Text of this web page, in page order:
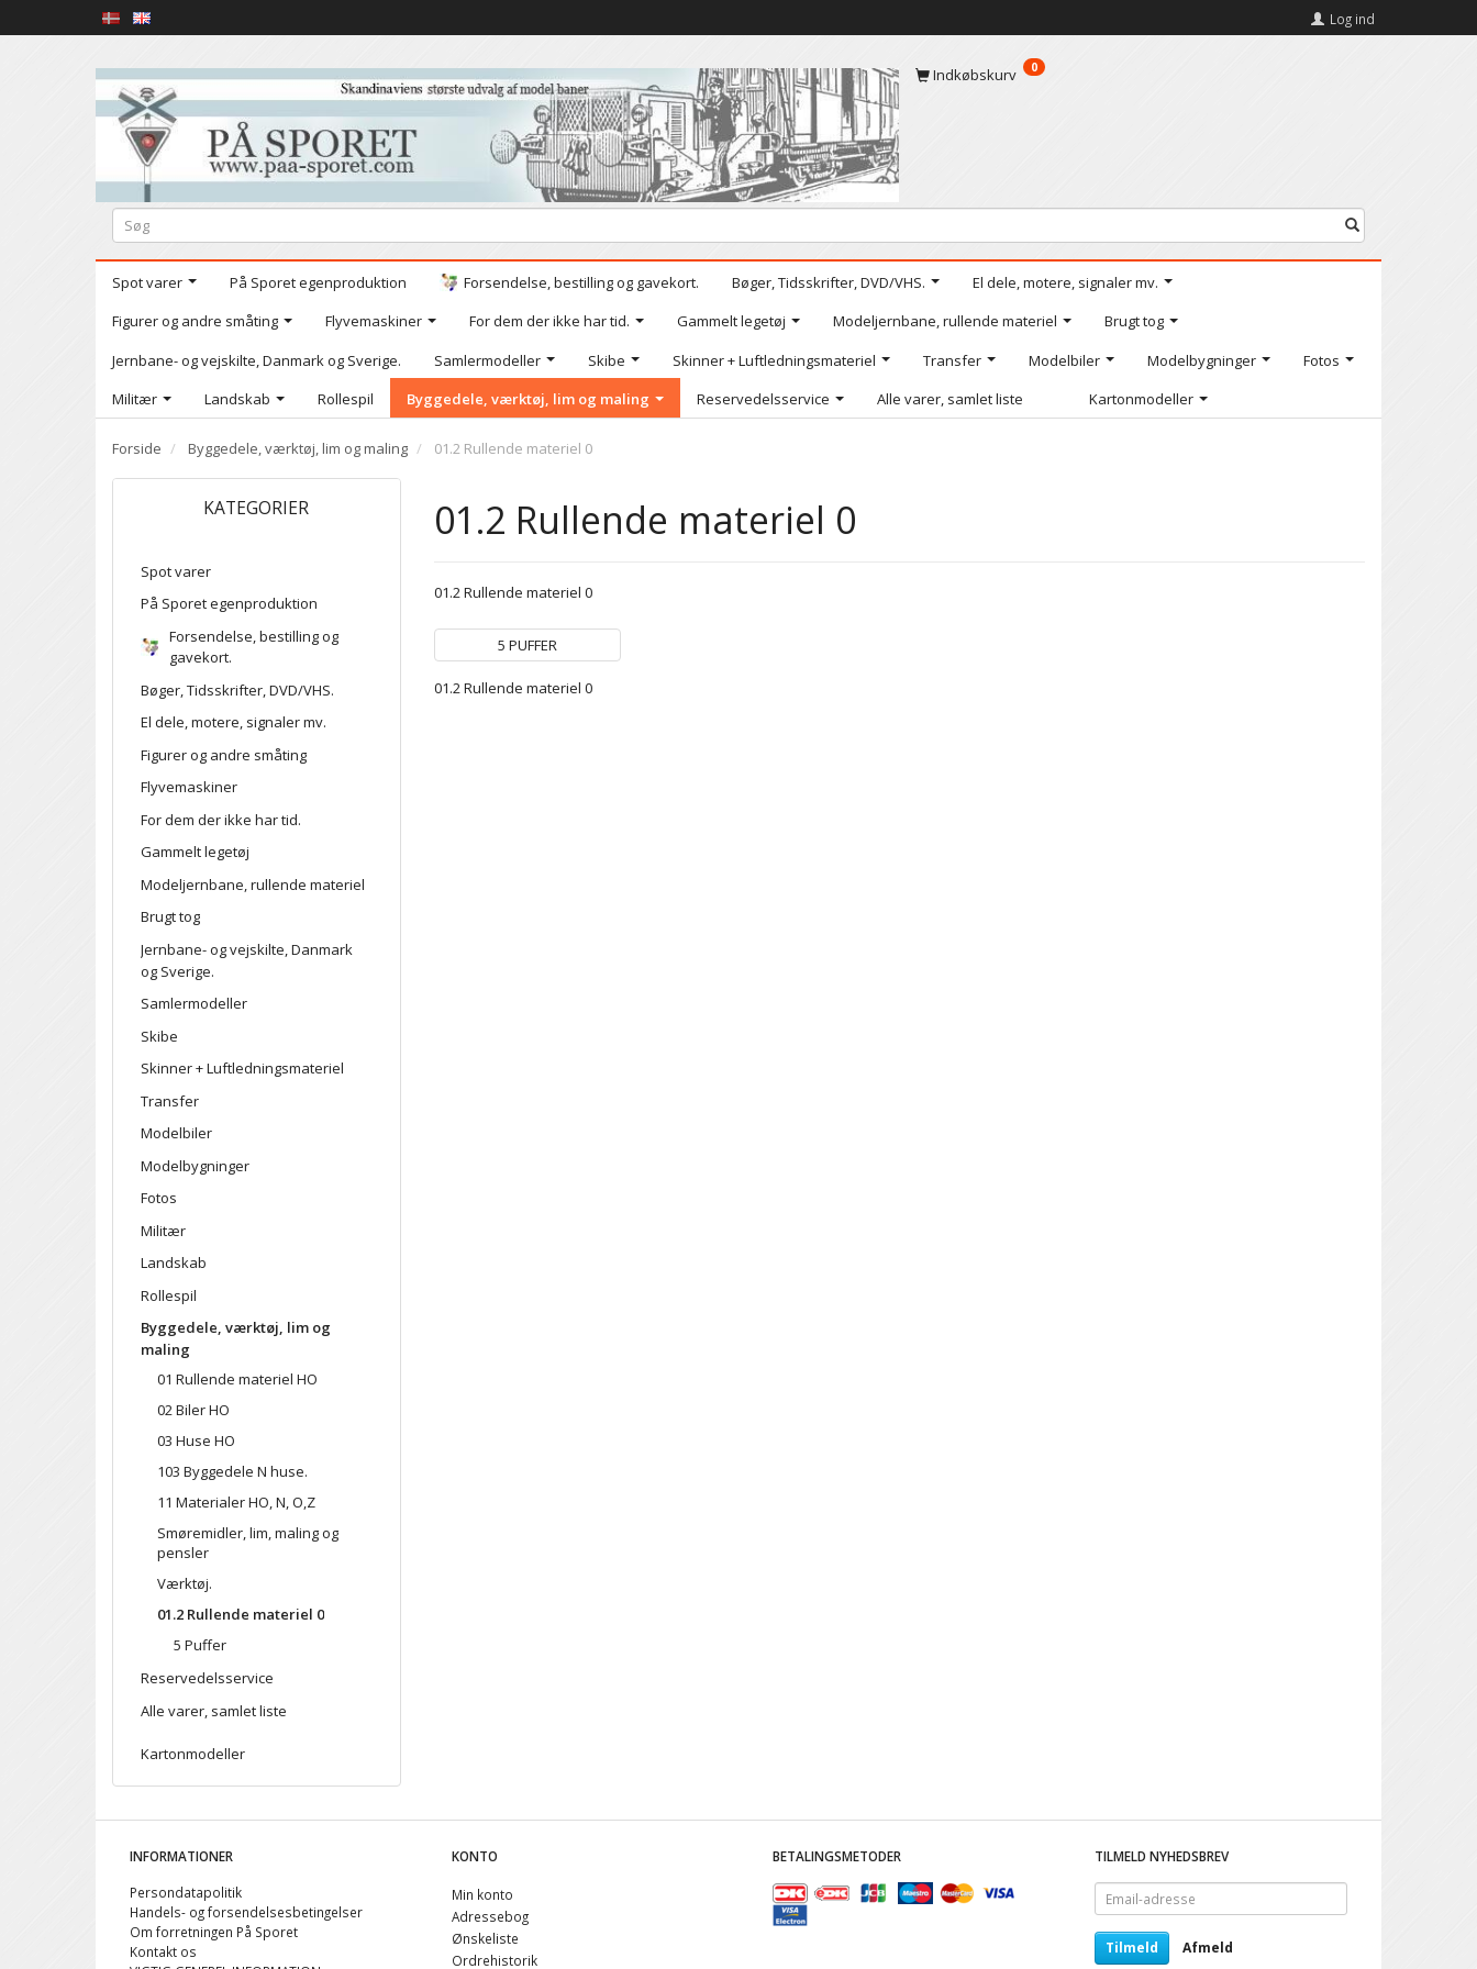
Log ind
Indkøbskurv 0
Spot varer På Sporet egenproduktion Forsendelse, bestilling og gavekort. Bøger, Tidsskrifter, DVD/VHS.
El dele, motere, signaler mv.
Figurer og andre småting
Flyvemaskiner For dem der ikke har tid. Gammelt legetøj Modeljernbane, rullende materiel
Brugt tog
Jernbane- og vejskilte, Danmark og Sverige.
Samlermodeller Skibe Skinner + Luftledningsmateriel Transfer Modelbiler Modelbygninger
Fotos
Militær
Landskab Rollespil Byggedele, værktøj, lim og maling Reservedelsservice Alle varer, samlet liste Kartonmodeller
Forside Byggedele, værktøj, lim og maling 01.2 Rullende materiel 0
KATEGORIER
Spot varer
På Sporet egenproduktion
Forsendelse, bestilling og
gavekort.
Bøger, Tidsskrifter, DVD/VHS.
El dele, motere, signaler mv.
Figurer og andre småting
Flyvemaskiner
For dem der ikke har tid.
Gammelt legetøj
Modeljernbane, rullende materiel
Brugt tog
Jernbane- og vejskilte, Danmark
og Sverige.
Samlermodeller
Skibe
Skinner + Luftledningsmateriel
Transfer
Modelbiler
Modelbygninger
Fotos
Militær
Landskab
Rollespil
Byggedele, værktøj, lim og
maling
01 Rullende materiel HO
02 Biler HO
03 Huse HO
103 Byggedele N huse.
11 Materialer HO, N, O,Z
Smøremidler, lim, maling og
pensler
Værktøj.
01.2 Rullende materiel 0
5 Puffer
Reservedelsservice
Alle varer, samlet liste
Kartonmodeller
01.2 Rullende materiel 0
01.2 Rullende materiel 0
5 PUFFER
01.2 Rullende materiel 0
INFORMATIONER
Persondatapolitik
Handels- og forsendelsesbetingelser
Om forretningen På Sporet
Kontakt os
KONTO
Min konto
Adressebog
Ønskeliste
Ordrehistorik
BETALINGSMETODER
TILMELD NYHEDSBREV
Email-
adresse
Tilmeld Afmeld